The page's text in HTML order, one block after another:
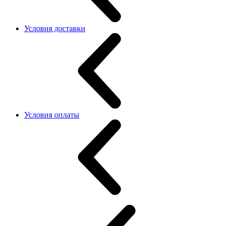
Условия доставки
Условия оплаты